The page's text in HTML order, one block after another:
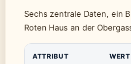
Sechs zentrale Daten, ein
Roten Haus an der
ATTRIBUT WERT